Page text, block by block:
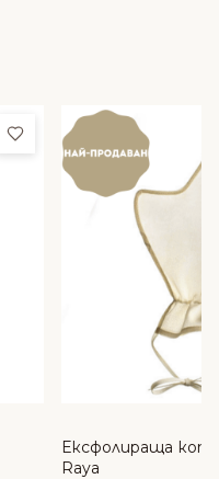
Добави в любими
Ексфолираща
Raya